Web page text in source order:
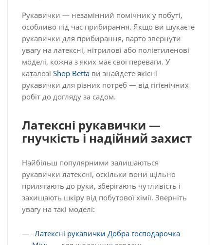
Рукавички — незамінний помічник у побуті,
особливо під час прибирання. Якщо ви шукаєте
рукавички для прибирання, варто звернути
увагу на латексні, нітрилові або поліетиленові
моделі, кожна з яких має свої переваги. У
каталозі Shop Betta ви знайдете якісні
рукавички для різних потреб — від гігієнічних
робіт до догляду за садом.
Латексні рукавички —
гнучкість і надійний захист
Найбільш популярними залишаються
рукавички латексні, оскільки вони щільно
прилягають до руки, зберігають чутливість і
захищають шкіру від побутової хімії. Зверніть
увагу на такі моделі:
Латексні рукавички Добра господарочка